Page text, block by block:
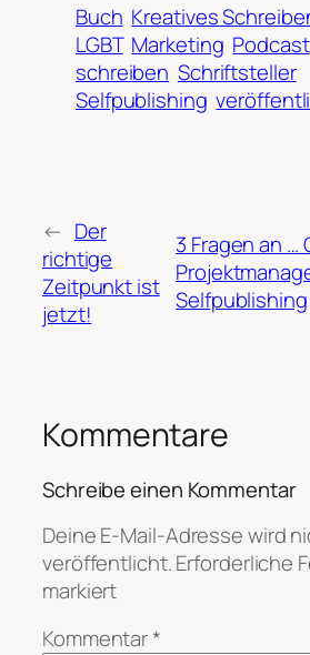
Buch Kreatives
LGBT Marketing Podcast
schreiben Schriftsteller
Selfpublishing
← Der
richtige
Zeitpunkt ist
jetzt!
3 Fragen an …
Selfpublishing
Kommentare
Schreibe einen Kommentar
Deine E-Mail-Adresse wird
veröffentlicht.Erforderliche
markiert
Kommentar*